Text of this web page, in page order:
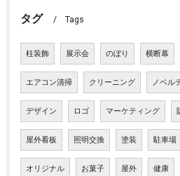
タグ Tags
柱装飾 展示会 のぼり 横断幕
エアコン清掃 クリーニング ノベル
デザイン ロゴ マーケティング
屋外看板 照明交換 塗装 駐車場
オリジナル お菓子 屋外 健康